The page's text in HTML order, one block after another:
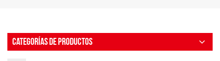
CATEGORÍAS DE PRODUCTOS